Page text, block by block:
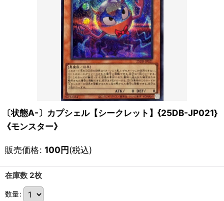
〔状態A-〕カプシェル【シークレット】{25DB-JP021}
《モンスター》
販売価格: 100円(税込)
在庫数 2枚
数量: